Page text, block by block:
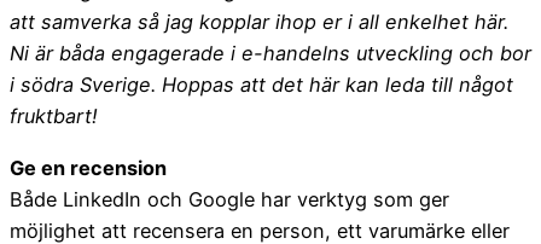
att samverka så jag kopplar ihop er i all enkelhet här.
Ni är båda engagerade i e-handelns utveckling och bor
i södra Sverige. Hoppas att det här kan leda till något
fruktbart!
Ge en recension
Både LinkedIn och Google har verktyg som ger
möjlighet att recensera en person, ett varumärke eller